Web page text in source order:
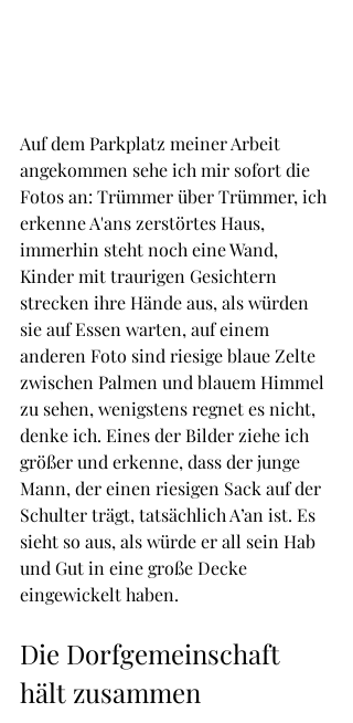
Auf dem Parkplatz meiner Arbeit
angekommen sehe ich mir sofort die
Fotos an: Trümmer über Trümmer, ich
erkenne A'ans zerstörtes Haus,
immerhin steht noch eine Wand,
Kinder mit traurigen Gesichtern
strecken ihre Hände aus, als würden
sie auf Essen warten, auf einem
anderen Foto sind riesige blaue Zelte
zwischen Palmen und blauem Himmel
zu sehen, wenigstens regnet es nicht,
denke ich. Eines der Bilder ziehe ich
größer und erkenne, dass der junge
Mann, der einen riesigen Sack auf der
Schulter trägt, tatsächlich A’an ist. Es
sieht so aus, als würde er all sein Hab
und Gut in eine große Decke
eingewickelt haben.
Die Dorfgemeinschaft
hält zusammen